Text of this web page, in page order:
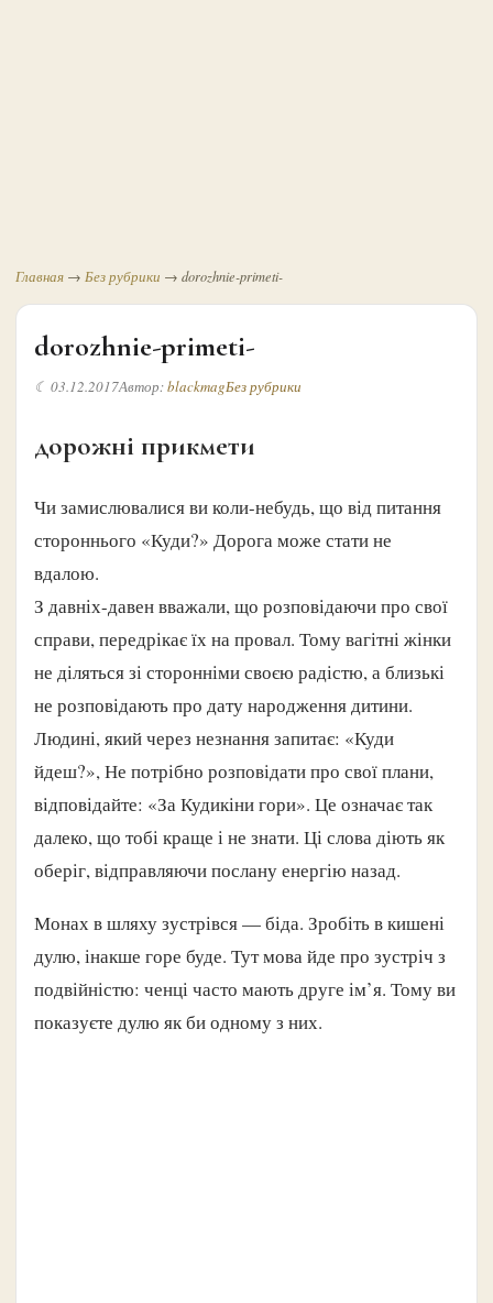
Главная → Без рубрики → dorozhnie-primeti-
dorozhnie-primeti-
☾ 03.12.2017Автор:blackmagБез рубрики
дорожні прикмети
Чи замислювалися ви коли-небудь, що від питання
стороннього «Куди?» Дорога може стати не
вдалою.
З давніх-давен вважали, що розповідаючи про свої
справи, передрікає їх на провал. Тому вагітні жінки
не діляться зі сторонніми своєю радістю, а близькі
не розповідають про дату народження дитини.
Людині, який через незнання запитає: «Куди
йдеш?», Не потрібно розповідати про свої плани,
відповідайте: «За Кудикіни гори». Це означає так
далеко, що тобі краще і не знати. Ці слова діють як
оберіг, відправляючи послану енергію назад.
Монах в шляху зустрівся — біда. Зробіть в кишені
дулю, інакше горе буде. Тут мова йде про зустріч з
подвійністю: ченці часто мають друге ім’я. Тому ви
показуєте дулю як би одному з них.